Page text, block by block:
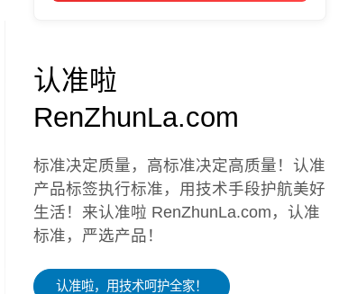
认准啦
RenZhunLa.com
标准决定质量，高标准决定高质量！认准
产品标签执行标准，用技术手段护航美好
生活！来认准啦 RenZhunLa.com，认准
标准，严选产品！
认准啦，用技术呵护全家！